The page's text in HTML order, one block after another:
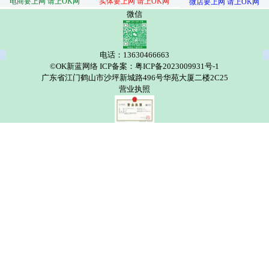
微店要上网 请上OK网
微信
电话：13630466663
©OK新蓝网络 ICP备案：粤ICP备2023009931号-1
广东省江门鹤山市沙坪新城路496号华苑大厦二楼2C25
营业执照